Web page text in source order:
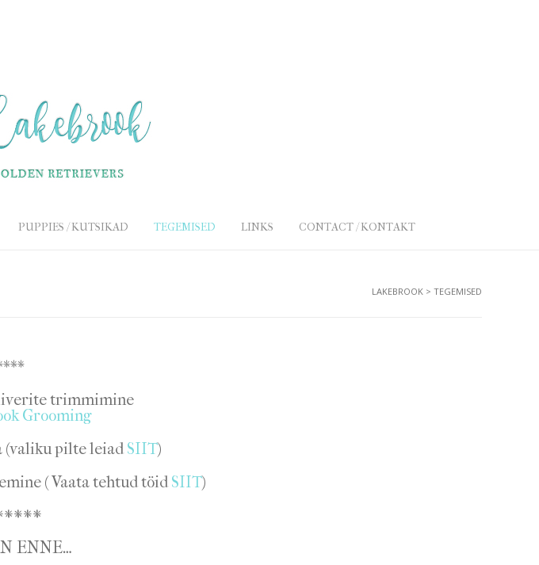
PUPPIES / KUTSIKAD TEGEMISED LINKS CONTACT / KONTAKT
LAKEBROOK > TEGEMISED
trimmimine
Grooming
(valiku pilte leiad SIIT)
( Vaata tehtud töid SIIT)
ENNE…